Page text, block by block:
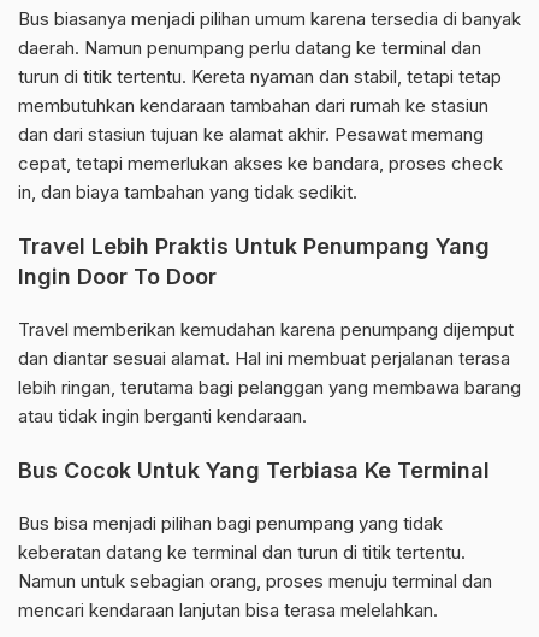
Bus biasanya menjadi pilihan umum karena tersedia di banyak
daerah. Namun penumpang perlu datang ke terminal dan
turun di titik tertentu. Kereta nyaman dan stabil, tetapi tetap
membutuhkan kendaraan tambahan dari rumah ke stasiun
dan dari stasiun tujuan ke alamat akhir. Pesawat memang
cepat, tetapi memerlukan akses ke bandara, proses check
in, dan biaya tambahan yang tidak sedikit.
Travel Lebih Praktis Untuk Penumpang Yang
Ingin Door To Door
Travel memberikan kemudahan karena penumpang dijemput
dan diantar sesuai alamat. Hal ini membuat perjalanan terasa
lebih ringan, terutama bagi pelanggan yang membawa barang
atau tidak ingin berganti kendaraan.
Bus Cocok Untuk Yang Terbiasa Ke Terminal
Bus bisa menjadi pilihan bagi penumpang yang tidak
keberatan datang ke terminal dan turun di titik tertentu.
Namun untuk sebagian orang, proses menuju terminal dan
mencari kendaraan lanjutan bisa terasa melelahkan.